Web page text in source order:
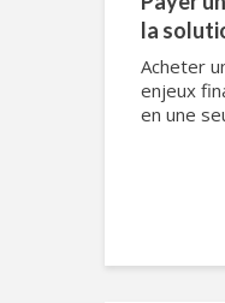
la
Acheter
enjeux
en une